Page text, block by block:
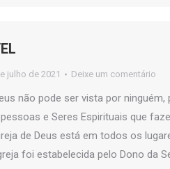
julho de 2021 Deixe um comentário
não pode ser vista por ninguém,
e Seres Espirituais que
de Deus está em todos os
foi estabelecida pelo Dono da